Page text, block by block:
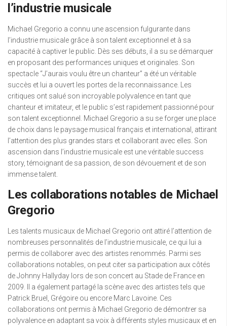
l’industrie musicale
Michael Gregorio a connu une ascension fulgurante dans
l’industrie musicale grâce à son talent exceptionnel et à sa
capacité à captiver le public. Dès ses débuts, il a su se démarquer
en proposant des performances uniques et originales. Son
spectacle “J’aurais voulu être un chanteur” a été un véritable
succès et lui a ouvert les portes de la reconnaissance. Les
critiques ont salué son incroyable polyvalence en tant que
chanteur et imitateur, et le public s’est rapidement passionné pour
son talent exceptionnel. Michael Gregorio a su se forger une place
de choix dans le paysage musical français et international, attirant
l’attention des plus grandes stars et collaborant avec elles. Son
ascension dans l’industrie musicale est une véritable success
story, témoignant de sa passion, de son dévouement et de son
immense talent.
Les collaborations notables de Michael
Gregorio
Les talents musicaux de Michael Gregorio ont attiré l’attention de
nombreuses personnalités de l’industrie musicale, ce qui lui a
permis de collaborer avec des artistes renommés. Parmi ses
collaborations notables, on peut citer sa participation aux côtés
de Johnny Hallyday lors de son concert au Stade de France en
2009. Il a également partagé la scène avec des artistes tels que
Patrick Bruel, Grégoire ou encore Marc Lavoine. Ces
collaborations ont permis à Michael Gregorio de démontrer sa
polyvalence en adaptant sa voix à différents styles musicaux et en